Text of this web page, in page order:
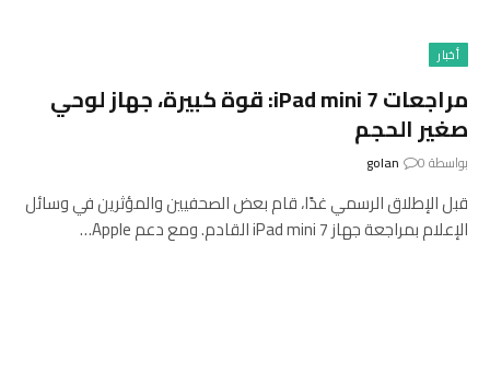
أخبار
مراجعات iPad mini 7: قوة كبيرة، جهاز لوحي
صغير الحجم
بواسطة golan 0
قبل الإطلاق الرسمي غدًا، قام بعض الصحفيين والمؤثرين في وسائل
الإعلام بمراجعة جهاز iPad mini 7 القادم. ومع دعم Apple…